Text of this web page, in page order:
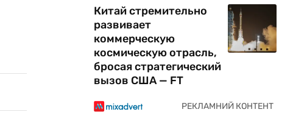
Китай стремительно
развивает
коммерческую
космическую отрасль,
бросая стратегический
вызов США — FT